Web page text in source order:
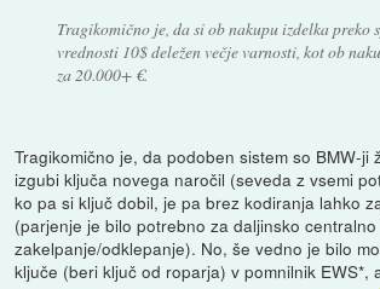
Tragikomično je, da si ob nakupu izdelka preko
vrednosti 10$ deležen večje varnosti, kot ob
za 20.000+ €.
Tragikomično je, da podoben sistem so BMW-ji
izgubi ključa novega naročil (seveda z vsemi
ko pa si ključ dobil, je pa brez kodiranja lahko
(parjenje je bilo potrebno za daljinsko centralno
zakelpanje/odklepanje). No, še vedno je bilo
ključe (beri ključ od roparja) v pomnilnik EWS*,